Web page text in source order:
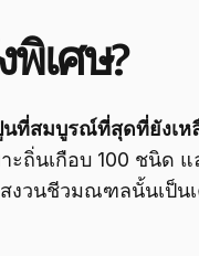
เศษ?
นที่สมบูรณ์ที่สุดที่ยังเห
ถิ่นเกือบ 100 ชนิด
งวนชีวมณฑลนั้นเป็น